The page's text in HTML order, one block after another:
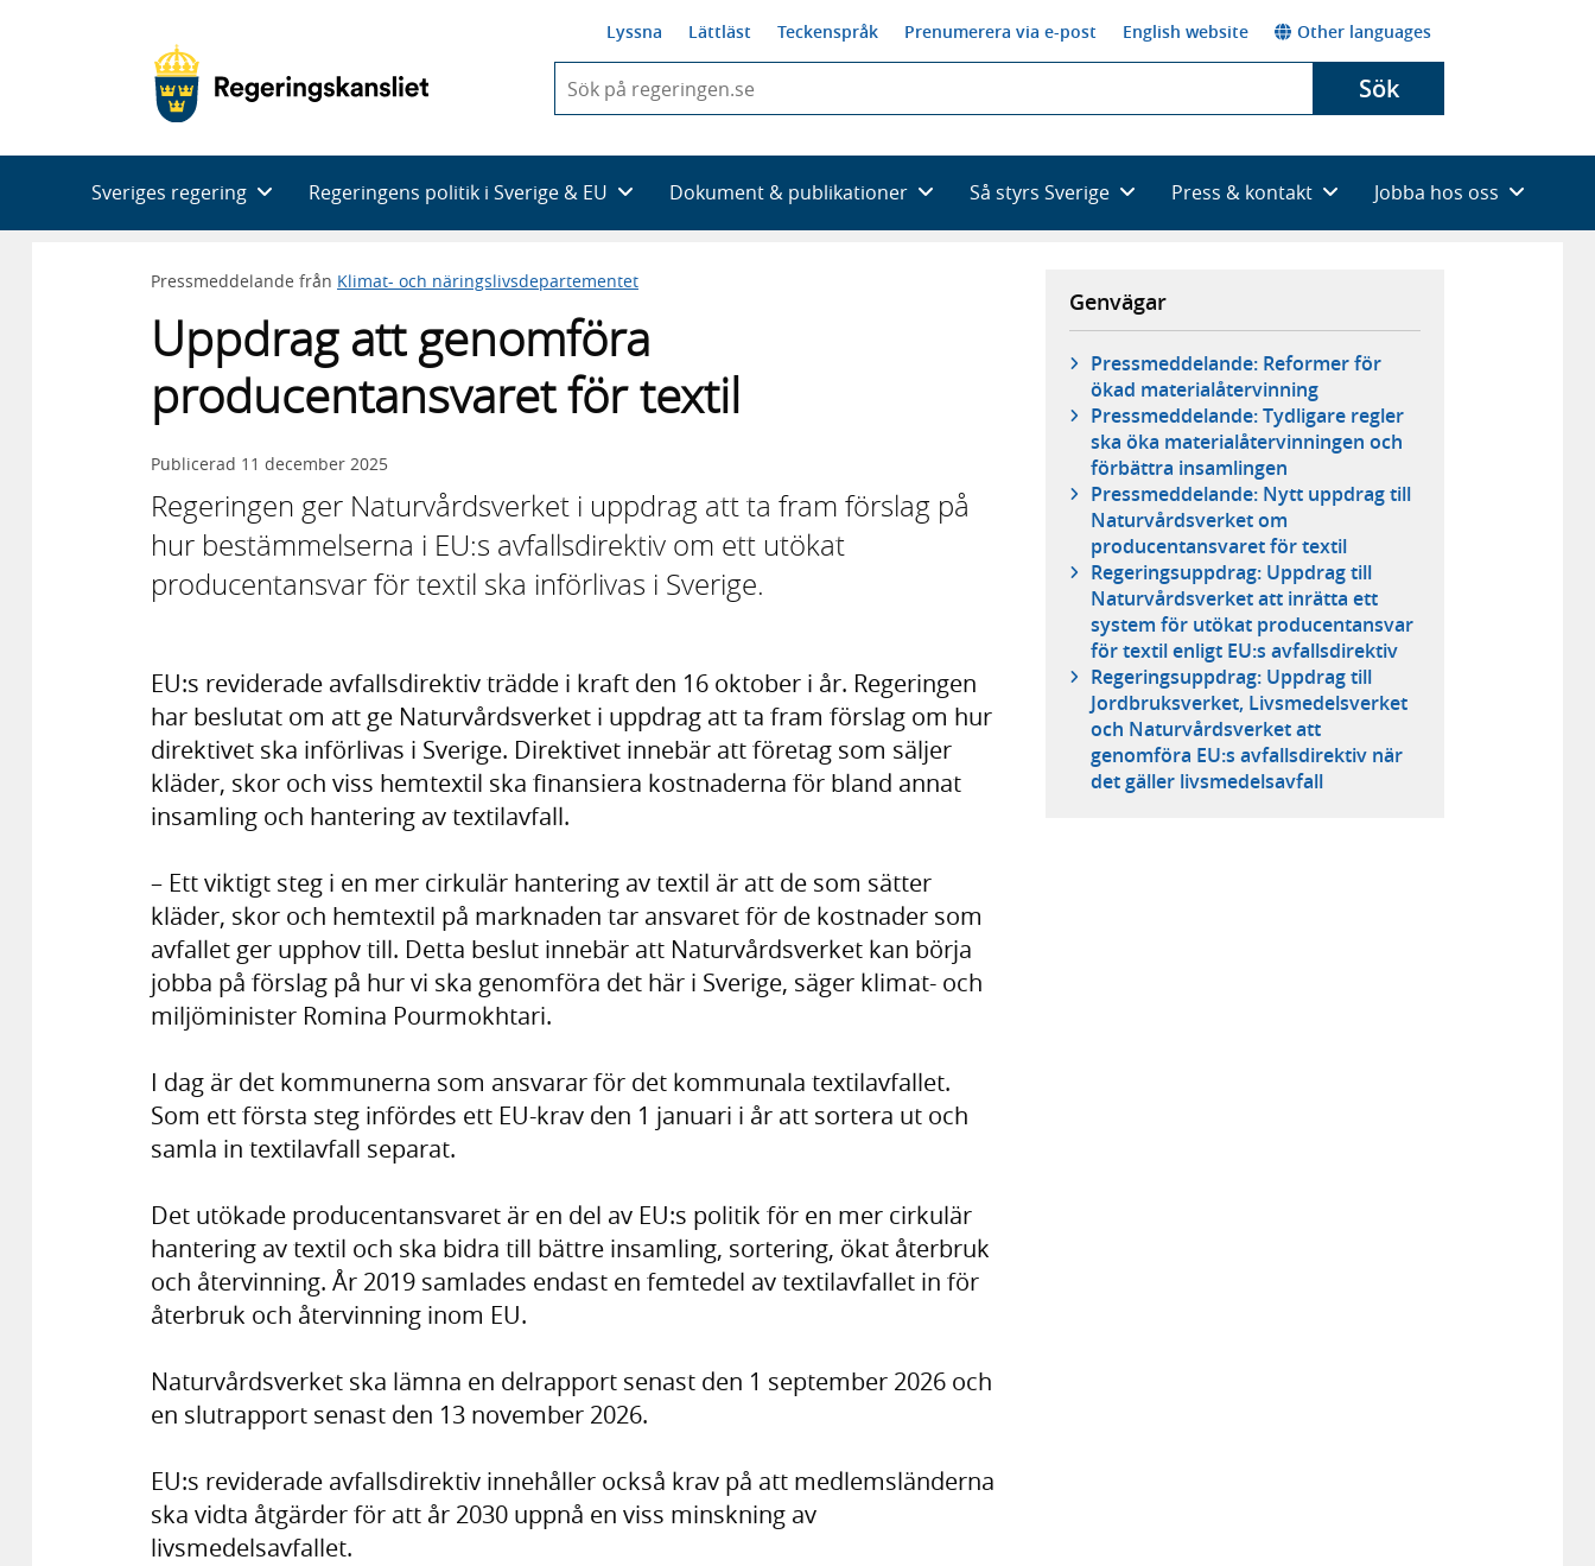
Lyssna Lättläst Teckenspråk Prenumerera via e-post English website Other languages
du
skriva
framträder
en
med
Sök
Sveriges regering Regeringens politik i Sverige & EU Dokument & publikationer Så styrs Sverige Press & kontakt Jobba hos oss
Pressmeddelande från Klimat- och näringslivsdepartementet
Uppdrag att genomföra
producentansvaret för textil
Publicerad 11 december 2025
Regeringen ger Naturvårdsverket i uppdrag att ta fram förslag på
hur bestämmelserna i EU:s avfallsdirektiv om ett utökat
producentansvar för textil ska införlivas i Sverige.
EU:s reviderade avfallsdirektiv trädde i kraft den 16 oktober i år. Regeringen
har beslutat om att ge Naturvårdsverket i uppdrag att ta fram förslag om hur
direktivet ska införlivas i Sverige. Direktivet innebär att företag som säljer
kläder, skor och viss hemtextil ska finansiera kostnaderna för bland annat
insamling och hantering av textilavfall.
– Ett viktigt steg i en mer cirkulär hantering av textil är att de som sätter
kläder, skor och hemtextil på marknaden tar ansvaret för de kostnader som
avfallet ger upphov till. Detta beslut innebär att Naturvårdsverket kan börja
jobba på förslag på hur vi ska genomföra det här i Sverige, säger klimat- och
miljöminister Romina Pourmokhtari.
I dag är det kommunerna som ansvarar för det kommunala textilavfallet.
Som ett första steg infördes ett EU-krav den 1 januari i år att sortera ut och
samla in textilavfall separat.
Det utökade producentansvaret är en del av EU:s politik för en mer cirkulär
hantering av textil och ska bidra till bättre insamling, sortering, ökat återbruk
och återvinning. År 2019 samlades endast en femtedel av textilavfallet in för
återbruk och återvinning inom EU.
Naturvårdsverket ska lämna en delrapport senast den 1 september 2026 och
en slutrapport senast den 13 november 2026.
EU:s reviderade avfallsdirektiv innehåller också krav på att medlemsländerna
ska vidta åtgärder för att år 2030 uppnå en viss minskning av
livsmedelsavfallet.
Genvägar
Pressmeddelande: Reformer för
ökad materialåtervinning
Pressmeddelande: Tydligare regler
ska öka materialåtervinningen och
förbättra insamlingen
Pressmeddelande: Nytt uppdrag till
Naturvårdsverket om
producentansvaret för textil
Regeringsuppdrag: Uppdrag till
Naturvårdsverket att inrätta ett
system för utökat producentansvar
för textil enligt EU:s avfallsdirektiv
Regeringsuppdrag: Uppdrag till
Jordbruksverket, Livsmedelsverket
och Naturvårdsverket att
genomföra EU:s avfallsdirektiv när
det gäller livsmedelsavfall